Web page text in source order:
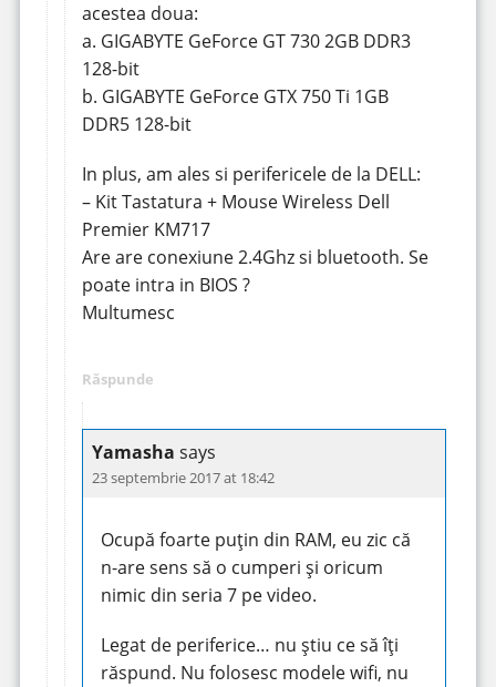
acestea doua:
a. GIGABYTE GeForce GT 730 2GB DDR3
128-bit
b. GIGABYTE GeForce GTX 750 Ti 1GB
DDR5 128-bit
In plus, am ales si perifericele de la DELL:
– Kit Tastatura + Mouse Wireless Dell
Premier KM717
Are are conexiune 2.4Ghz si bluetooth. Se
poate intra in BIOS ?
Multumesc
Răspunde
Yamasha says
23 septembrie 2017 at 18:42
Ocupă foarte puțin din RAM, eu zic că
n-are sens să o cumperi și oricum
nimic din seria 7 pe video.
Legat de periferice… nu știu ce să îți
răspund. Nu folosesc modele wifi, nu